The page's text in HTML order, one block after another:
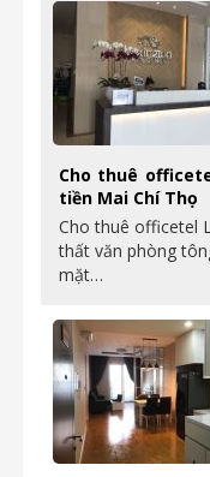
Cho thuê
tiền Mai Chí Thọ
Cho thuê officetel
thất văn phòng
mặt…